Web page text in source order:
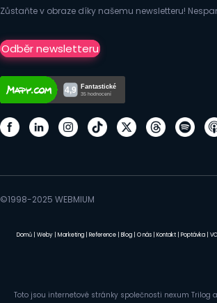
Zůstaňte v obraze díky našemu newsletteru!
Odběr newsletteru
©1998-2025 WEBMIUM
Domů Weby Marketing Reference Blog O nás Kontakt Poptávka
Toto jsou internetové stránky společnosti nexum Trilog